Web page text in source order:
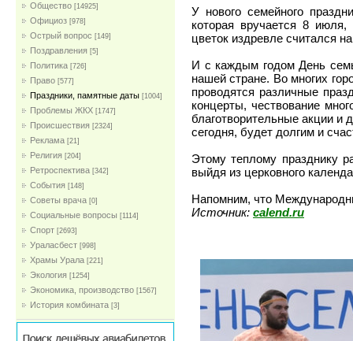
Общество [14925]
Официоз [978]
Острый вопрос [149]
Поздравления [5]
Политика [726]
Право [577]
Праздники, памятные даты [1004]
Проблемы ЖКХ [1747]
Проиcшествия [2324]
Реклама [21]
Религия [204]
Ретроспектива [342]
События [148]
Советы врача [0]
Социальные вопросы [1114]
Спорт [2693]
Ураласбест [998]
Храмы Урала [221]
Экология [1254]
Экономика, производство [1567]
История комбината [3]
У нового семейного
которая вручается 8
цветок издревле считался
И с каждым годом День
нашей стране. Во многих
проводятся различные
концерты, чествование
благотворительные акции и
сегодня, будет долгим и
Этому теплому празднику
выйдя из церковного
Напомним, что
Источник: calend.ru